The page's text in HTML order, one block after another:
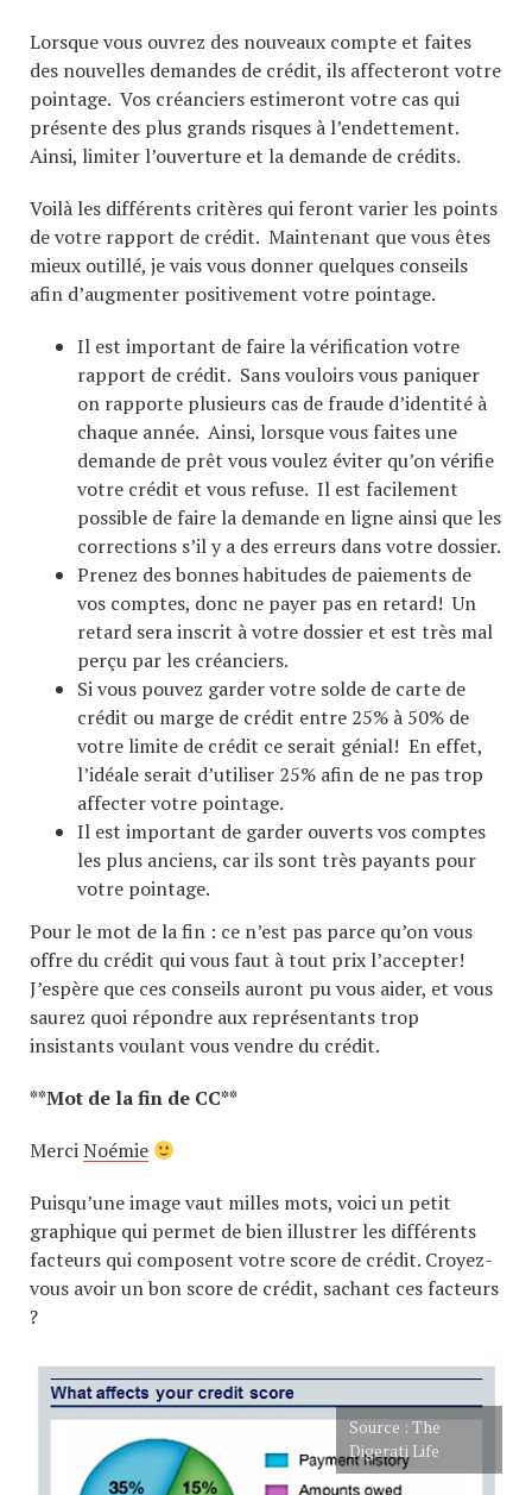
Lorsque vous ouvrez des nouveaux compte et faites
des nouvelles demandes de crédit, ils affecteront votre
pointage. Vos créanciers estimeront votre cas qui
présente des plus grands risques à l’endettement.
Ainsi, limiter l’ouverture et la demande de crédits.
Voilà les différents critères qui feront varier les points
de votre rapport de crédit. Maintenant que vous êtes
mieux outillé, je vais vous donner quelques conseils
afin d’augmenter positivement votre pointage.
Il est important de faire la vérification votre
rapport de crédit. Sans vouloirs vous paniquer
on rapporte plusieurs cas de fraude d’identité à
chaque année. Ainsi, lorsque vous faites une
demande de prêt vous voulez éviter qu’on vérifie
votre crédit et vous refuse. Il est facilement
possible de faire la demande en ligne ainsi que les
corrections s’il y a des erreurs dans votre dossier.
Prenez des bonnes habitudes de paiements de
vos comptes, donc ne payer pas en retard! Un
retard sera inscrit à votre dossier et est très mal
perçu par les créanciers.
Si vous pouvez garder votre solde de carte de
crédit ou marge de crédit entre 25% à 50% de
votre limite de crédit ce serait génial! En effet,
l’idéale serait d’utiliser 25% afin de ne pas trop
affecter votre pointage.
Il est important de garder ouverts vos comptes
les plus anciens, car ils sont très payants pour
votre pointage.
Pour le mot de la fin : ce n’est pas parce qu’on vous
offre du crédit qui vous faut à tout prix l’accepter!
J’espère que ces conseils auront pu vous aider, et vous
saurez quoi répondre aux représentants trop
insistants voulant vous vendre du crédit.
**Mot de la fin de CC**
MerciNoémie
Puisqu’une image vaut milles mots, voici un petit
graphique qui permet de bien illustrer les différents
facteurs qui composent votre score de crédit. Croyez-
vous avoir un bon score de crédit, sachant ces facteurs
?
Source : The
Digerati Life